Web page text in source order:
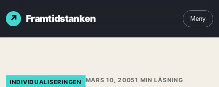
Framtidstanken Meny
INDIVIDUALISERINGEN MARS 10, 20051 MIN LÄSNING